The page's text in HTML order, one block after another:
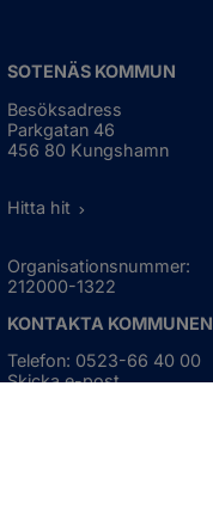
SOTENÄS KOMMUN
Besöksadress
Parkgatan 46
456 80 Kungshamn
Hitta hit
Organisationsnummer:
212000-1322
KONTAKTA KOMMUNEN
Telefon: 0523-66 40 00
Skicka e-post